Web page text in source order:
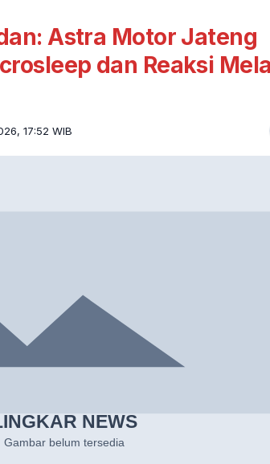
Astra Motor Jateng
dan Reaksi
17:52 WIB